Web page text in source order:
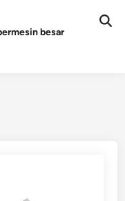
besar